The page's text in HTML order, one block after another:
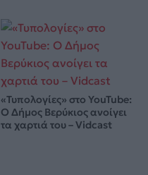
«Τυπολογίες» στο YouTube:
Ο Δήμος Βερύκιος ανοίγει
τα χαρτιά του – Vidcast